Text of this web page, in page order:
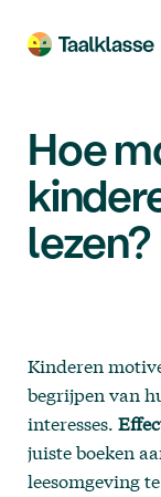
Hoe
lezen?
Kinderen
begrijpen van
interesses.
juiste boeken
leesomgeving